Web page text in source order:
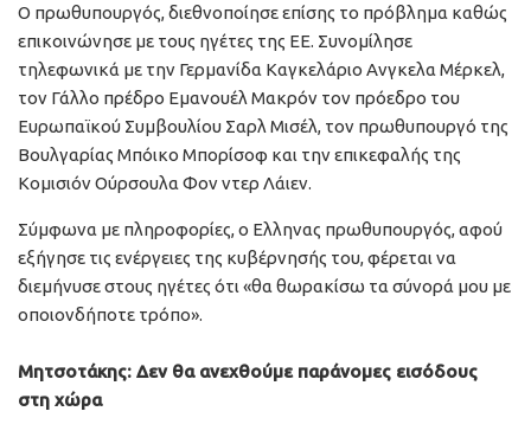
Ο πρωθυπουργός, διεθνοποίησε επίσης το πρόβλημα καθώς
επικοινώνησε με τους ηγέτες της ΕΕ. Συνομίλησε
τηλεφωνικά με την Γερμανίδα Καγκελάριο Ανγκελα Μέρκελ,
τον Γάλλο πρέδρο Εμανουέλ Μακρόν τον πρόεδρο του
Ευρωπαϊκού Συμβουλίου Σαρλ Μισέλ, τον πρωθυπουργό της
Βουλγαρίας Μπόικο Μπορίσοφ και την επικεφαλής της
Κομισιόν Ούρσουλα Φον ντερ Λάιεν.
Σύμφωνα με πληροφορίες, ο Ελληνας πρωθυπουργός, αφού
εξήγησε τις ενέργειες της κυβέρνησής του, φέρεται να
διεμήνυσε στους ηγέτες ότι «θα θωρακίσω τα σύνορά μου με
οποιονδήποτε τρόπο».
Μητσοτάκης: Δεν θα ανεχθούμε παράνομες εισόδους
στη χώρα